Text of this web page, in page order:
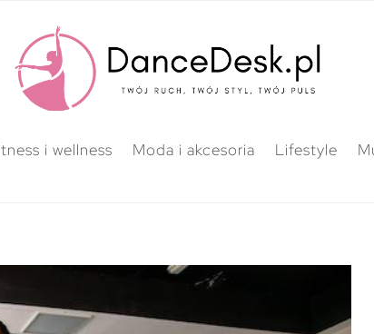
i wellness Moda i akcesoria Lifestyle